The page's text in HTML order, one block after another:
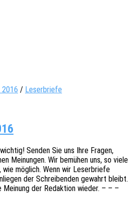
2016 / Leserbriefe
Senden Sie uns Ihre Fragen,
Meinun­gen. Wir bemü­hen uns, so viele
möglich. Wenn wir Leser­brie­fe
der Schrei­ben­den gewahrt bleibt.
der Redak­ti­on wieder. – – –